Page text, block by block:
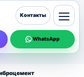
WhatsApp
Контакты